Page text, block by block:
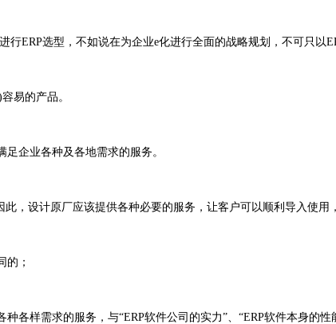
选型，不如说在为企业e化进行全面的战略规划，不可只以
易的产品。
企业各种及各地需求的服务。
设计原厂应该提供各种必要的服务，让客户可以顺利导入使用
；
样需求的服务，与“ERP软件公司的实力”、“ERP软件本身的性